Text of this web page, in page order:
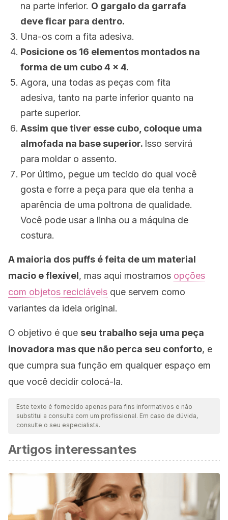
na parte inferior. O gargalo da garrafa
deve ficar para dentro.
Una-os com a fita adesiva.
Posicione os 16 elementos montados na
forma de um cubo 4 x 4.
Agora, una todas as peças com fita
adesiva, tanto na parte inferior quanto na
parte superior.
Assim que tiver esse cubo, coloque uma
almofada na base superior. Isso servirá
para moldar o assento.
Por último, pegue um tecido do qual você
gosta e forre a peça para que ela tenha a
aparência de uma poltrona de qualidade.
Você pode usar a linha ou a máquina de
costura.
A maioria dos puffs é feita de um material
macio e flexível, mas aqui mostramos opções
com objetos recicláveis ​​que servem como
variantes da ideia original.
O objetivo é que seu trabalho seja uma peça
inovadora mas que não perca seu conforto, e
que cumpra sua função em qualquer espaço em
que você decidir colocá-la.
Este texto é fornecido apenas para fins informativos e não
substitui a consulta com um profissional. Em caso de dúvida,
consulte o seu especialista.
Artigos interessantes